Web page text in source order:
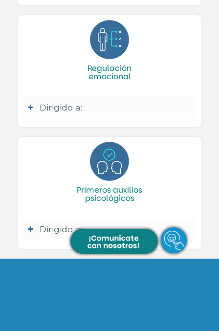
Regulación
emocional
Dirigido a:
Primeros auxilios
psicológicos
Dirigido a: